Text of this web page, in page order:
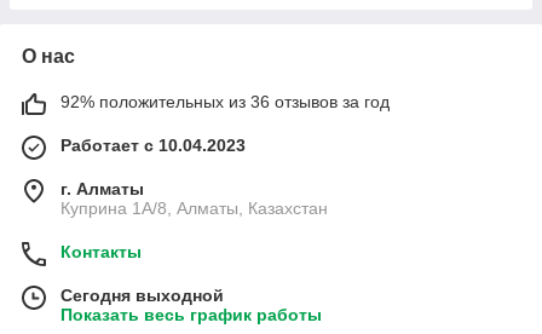
О нас
92% положительных из 36 отзывов за год
Работает с 10.04.2023
г. Алматы
Куприна 1A/8, Алматы, Казахстан
Контакты
Сегодня выходной
Показать весь график работы